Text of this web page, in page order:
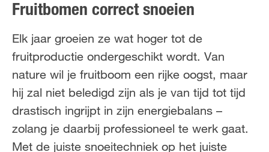
NL FR
Fruitbomen correct snoeien
Elk jaar groeien ze wat hoger tot de
fruitproductie ondergeschikt wordt. Van
nature wil je fruitboom een rijke oogst, maar
hij zal niet beledigd zijn als je van tijd tot tijd
drastisch ingrijpt in zijn energiebalans –
zolang je daarbij professioneel te werk gaat.
Met de juiste snoeitechniek op het juiste